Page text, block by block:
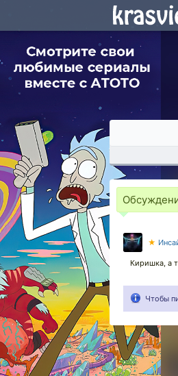
★
Киришка, а
Чтобы